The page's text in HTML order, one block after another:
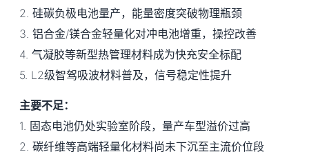
2. 硅碳负极电池量产，能量密度突破物理瓶颈
3. 铝合金/镁合金轻量化对冲电池增重，操控改善
4. 气凝胶等新型热管理材料成为快充安全标配
5. L2级智驾吸波材料普及，信号稳定性提升
主要不足：
1. 固态电池仍处实验室阶段，量产车型溢价过高
2. 碳纤维等高端轻量化材料尚未下沉至主流价位段